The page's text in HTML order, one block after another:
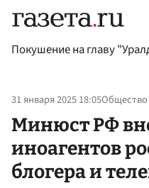
Покушение на главу
31 января 2025 18:05Общество
Минюст РФ
иноагентов
блогера и